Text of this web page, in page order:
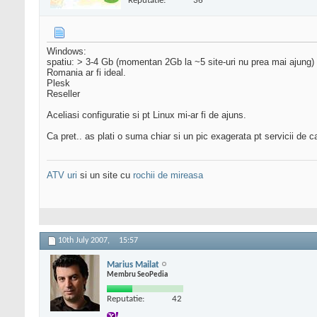
Windows:
spatiu: > 3-4 Gb (momentan 2Gb la ~5 site-uri nu prea mai ajung)
Romania ar fi ideal.
Plesk
Reseller
Aceliasi configuratie si pt Linux mi-ar fi de ajuns.
Ca pret.. as plati o suma chiar si un pic exagerata pt servicii de
ATV uri si un site cu rochii de mireasa
10th July 2007, 15:57
Marius Mailat
Membru SeoPedia
Reputatie: 42